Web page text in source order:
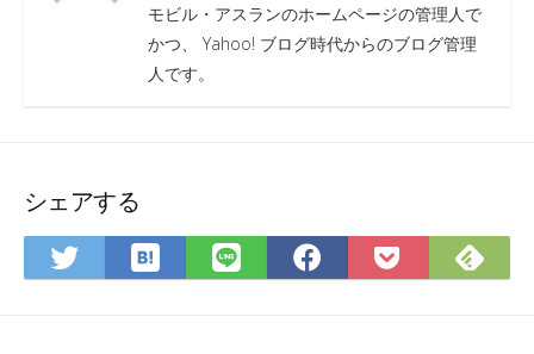
モビル・アスランのホームページの管理人で
かつ、 Yahoo! ブログ時代からのブログ管理
人です。
シェアする
Twitter
で
は
て
LINE
で
Facebook
で
Pocket
に
で